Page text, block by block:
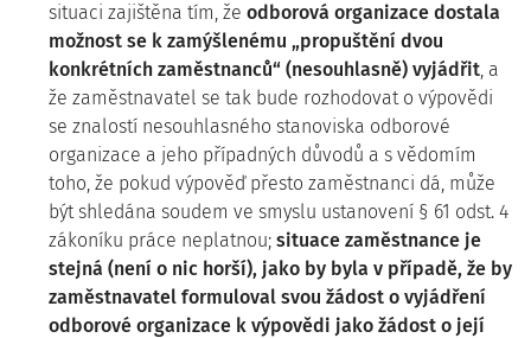
situaci zajištěna tím, že odborová organizace dostala
možnost se k zamýšlenému „propuštění dvou
konkrétních zaměstnanců“ (nesouhlasně) vyjádřit, a
že zaměstnavatel se tak bude rozhodovat o výpovědi
se znalostí nesouhlasného stanoviska odborové
organizace a jeho případných důvodů a s vědomím
toho, že pokud výpověď přesto zaměstnanci dá, může
být shledána soudem ve smyslu ustanovení § 61 odst. 4
zákoníku práce neplatnou; situace zaměstnance je
stejná (není o nic horší), jako by byla v případě, že by
zaměstnavatel formuloval svou žádost o vyjádření
odborové organizace k výpovědi jako žádost o její